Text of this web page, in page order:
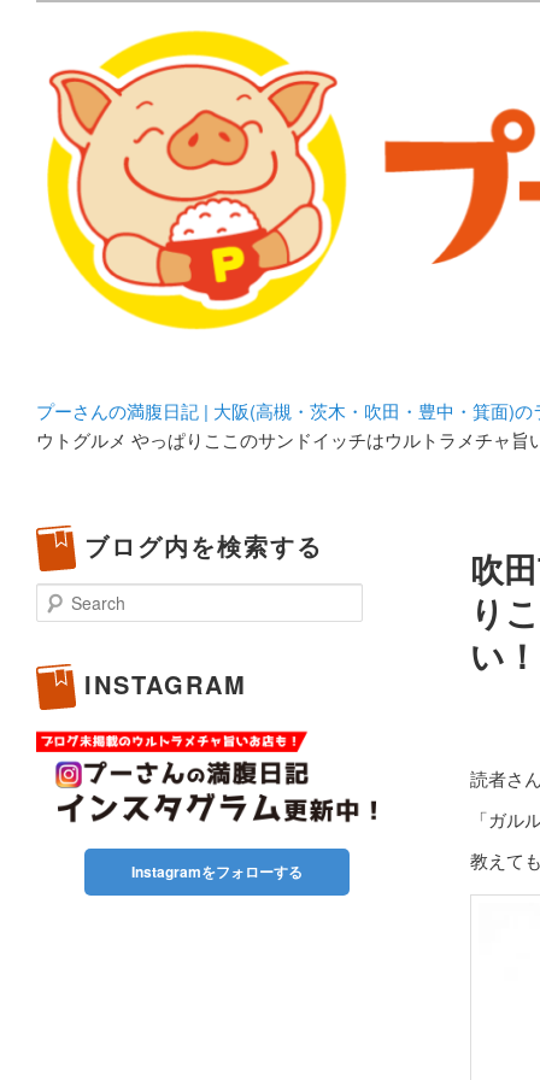
プーさんの満腹日記 |
豊中・箕面)のランチ＆
化してます。
プーさんの満腹日記 | 大阪(高槻・茨木・吹田・豊中・箕面)
ウトグルメ やっぱりここのサンドイッチはウルトラメチャ旨
吹
り
い
読者さ
「ガル
教えて
ブログ内を検索する
Search
INSTAGRAM
Instagramをフォローする